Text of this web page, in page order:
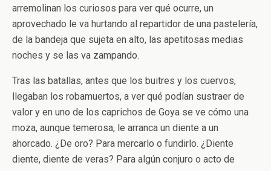
arremolinan los curiosos para ver qué ocurre, un
aprovechado le va hurtando al repartidor de una pastelería,
de la bandeja que sujeta en alto, las apetitosas medias
noches y se las va zampando.
Tras las batallas, antes que los buitres y los cuervos,
llegaban los robamuertos, a ver qué podían sustraer de
valor y en uno de los caprichos de Goya se ve cómo una
moza, aunque temerosa, le arranca un diente a un
ahorcado. ¿De oro? Para mercarlo o fundirlo. ¿Diente
diente, diente de veras? Para algún conjuro o acto de